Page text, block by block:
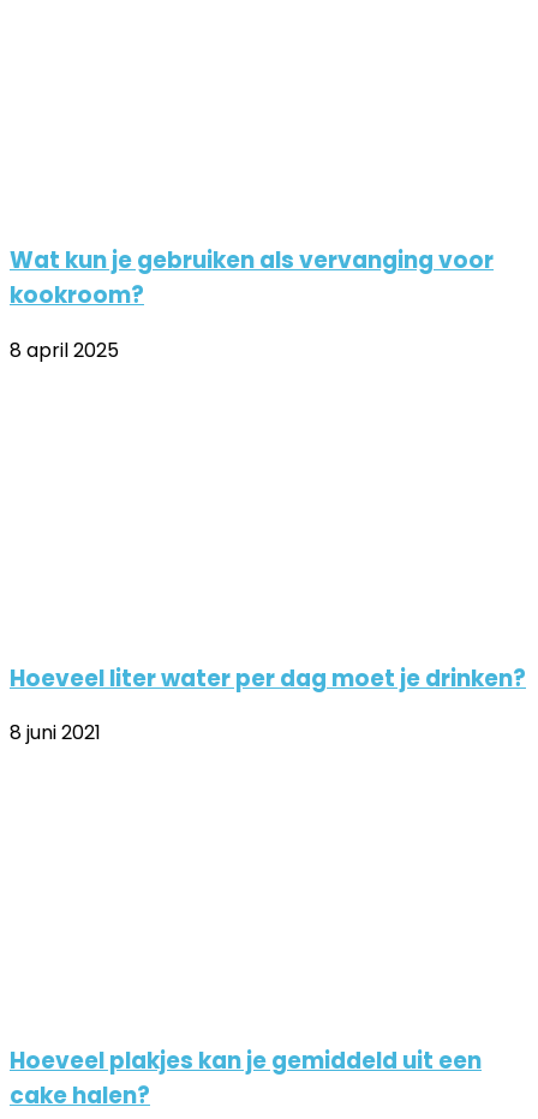
Wat kun je gebruiken als vervanging voor
kookroom?
8 april 2025
Hoeveel liter water per dag moet je drinken?
8 juni 2021
Hoeveel plakjes kan je gemiddeld uit een
cake halen?